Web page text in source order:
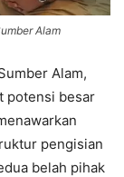
Alam
Alam,
potensi besar
pengisian
belah pihak